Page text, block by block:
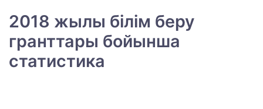
2018 жылы білім беру
гранттары бойынша
статистика